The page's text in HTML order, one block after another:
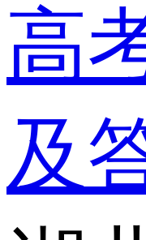
高
及